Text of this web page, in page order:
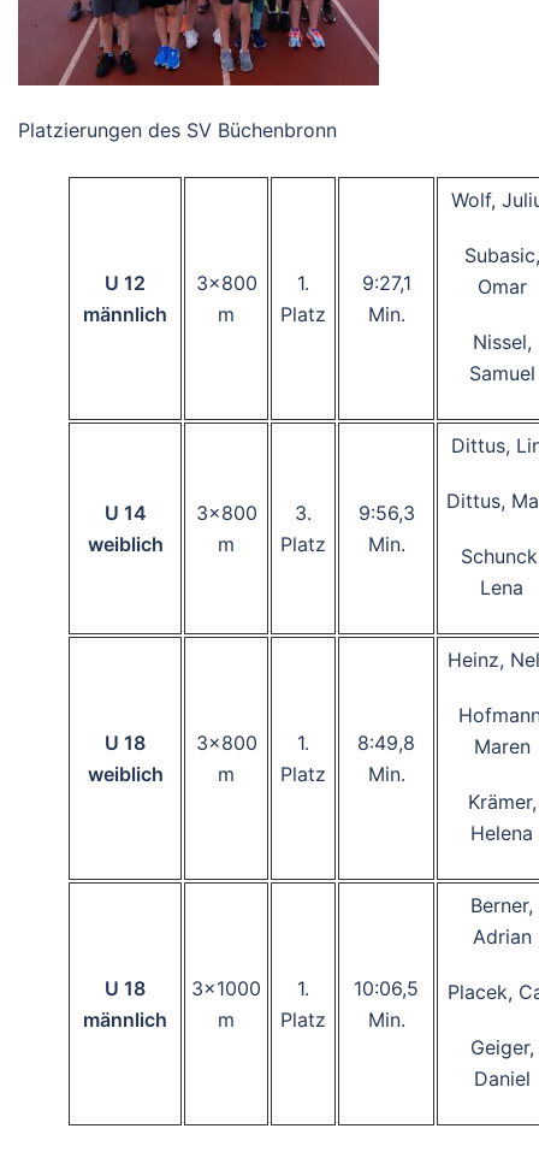
Platzierungen des SV Büchenbronn
U 12
männlich
3×800
m
1.
Platz
9:27,1
Min.
Wolf,
Subasic,
Omar
Nissel,
Samuel
U 14
weiblich
3×800
m
3.
Platz
9:56,3
Min.
Dittus,
Dittus,
Lena
U 18
weiblich
3×800
m
1.
Platz
8:49,8
Min.
Heinz,
Maren
Krämer,
Helena
U 18
männlich
3×1000
m
1.
Platz
10:06,5
Min.
Berner,
Adrian
Placek,
Geiger,
Daniel